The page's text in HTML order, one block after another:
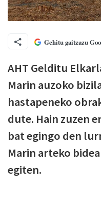
Gehitu gaitzazu
AHT Gelditu
Marin auzoko
hastapeneko
dute. Hain zuzen
bat egingo den
Marin arteko
egiten.